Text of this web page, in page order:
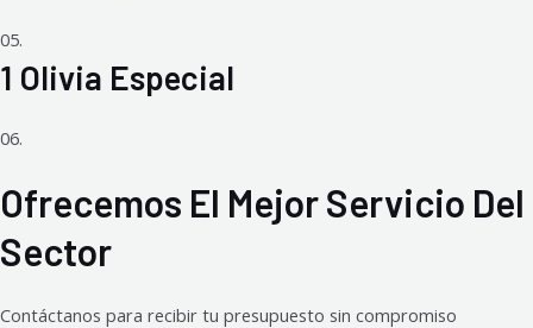
05.
1 Olivia Especial
06.
Ofrecemos El Mejor Servicio Del
Sector
Contáctanos para recibir tu presupuesto sin compromiso